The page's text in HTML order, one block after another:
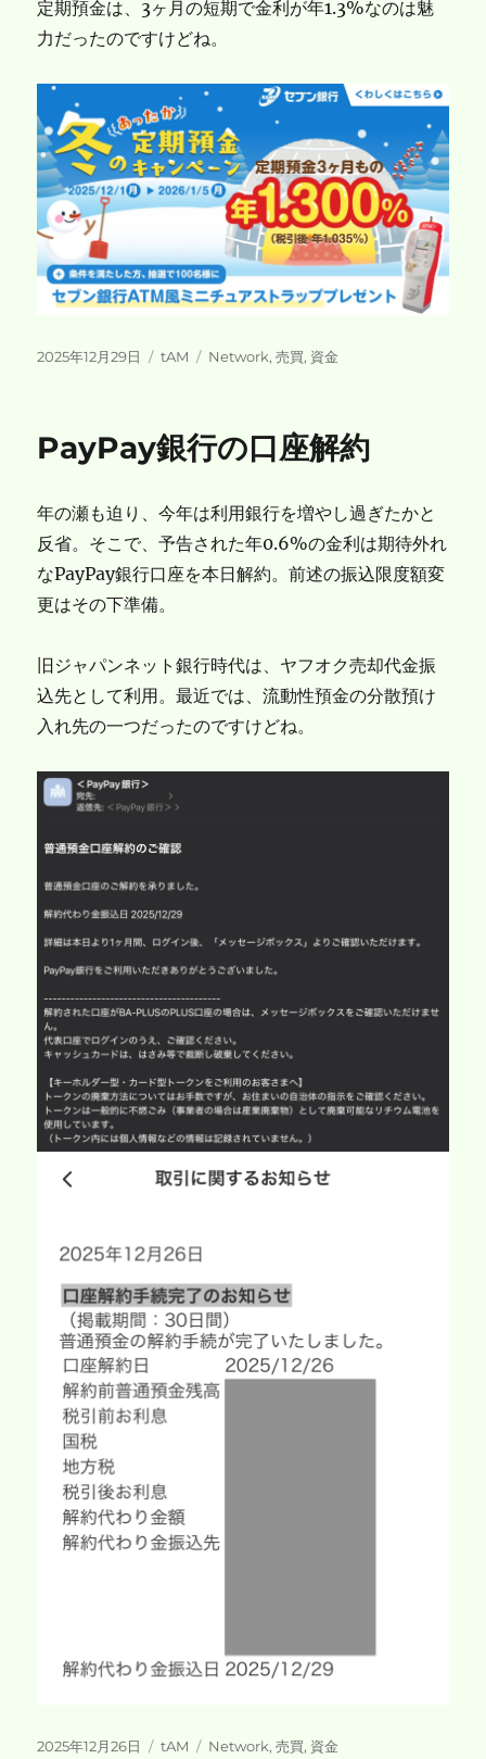
定期預金は、3ヶ月の短期で金利が年1.3%なのは魅
力だったのですけどね。
投
2025年12月29日
カ
ー
tAM
タ
Network,売買, 資金
PayPay銀行の口座解約
年の瀬も迫り、今年は利用銀行を増やし過ぎたかと
反省。そこで、予告された年0.6%の金利は期待外れ
なPayPay銀行口座を本日解約。前述の振込限度額変
更はその下準備。
旧ジャパンネット銀行時代は、ヤフオク売却代金振
込先として利用。最近では、流動性預金の分散預け
入れ先の一つだったのですけどね。
投
2025年12月26日
カ
tAM
タ
Network,売買, 資金